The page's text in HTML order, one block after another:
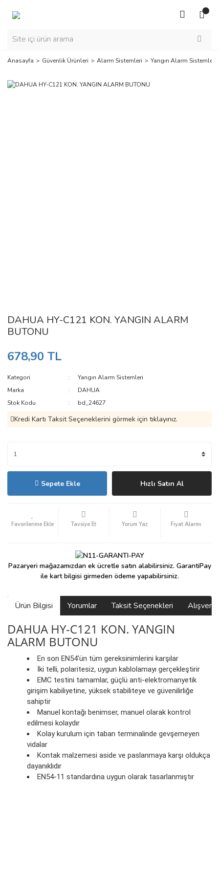
Anasayfa Güvenlik Ürünleri Alarm Sistemleri Yangın Alarm Sistemleri
DAHUA HY-C121 KON. YANGIN ALARM
BUTONU
678,90 TL
Kategori
Yangın Alarm Sistemleri
Marka
DAHUA
Stok Kodu
bd_24627
Kredi Kartı Taksit Seçeneklerini görmek için tıklayınız.
Sepete Ekle Hızlı Satın Al
Tavsiye Et Yorum Yaz Fiyat Alarmı
Pazaryeri mağazamızdan ek ücretle satın alabilirsiniz. GarantiPay
ile kart bilgisi girmeden ödeme yapabilirsiniz.
Ürün Bilgisi Yorumlar Taksit Seçenekleri
DAHUA HY-C121 KON. YANGIN
ALARM BUTONU
En son EN54'ün tüm gereksinimlerini karşılar
İki telli, polaritesiz, uygun kablolamayı gerçekleştirir
EMC testini tamamlar, güçlü anti-elektromanyetik
girişim kabiliyetine, yüksek stabiliteye ve güvenilirliğe
sahiptir
Manuel kontağı benimser, manuel olarak kontrol
edilmesi kolaydır
Kolay kurulum için taban terminalinde gevşemeyen
vidalar
Kontak malzemesi aside ve paslanmaya karşı oldukça
dayanıklıdır
EN54-11 standardına uygun olarak tasarlanmıştır